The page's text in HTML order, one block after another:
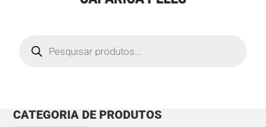
search
CATEGORIA DE PRODUTOS